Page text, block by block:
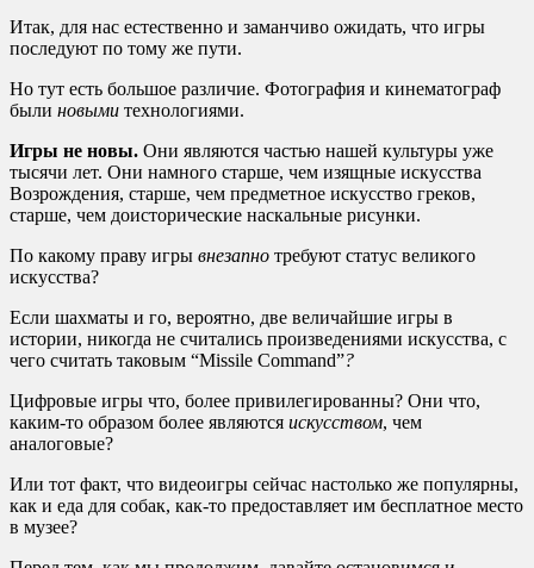
Итак, для нас естественно и заманчиво ожидать, что игры
последуют по тому же пути.
Но тут есть большое различие. Фотография и кинематограф
были новыми технологиями.
Игры не новы. Они являются частью нашей культуры уже
тысячи лет. Они намного старше, чем изящные искусства
Возрождения, старше, чем предметное искусство греков,
старше, чем доисторические наскальные рисунки.
По какому праву игры внезапно требуют статус великого
искусства?
Если шахматы и го, вероятно, две величайшие игры в
истории, никогда не считались произведениями искусства, с
чего считать таковым “Missile Command”?
Цифровые игры что, более привилегированны? Они что,
каким-то образом более являются искусством, чем
аналоговые?
Или тот факт, что видеоигры сейчас настолько же популярны,
как и еда для собак, как-то предоставляет им бесплатное место
в музее?